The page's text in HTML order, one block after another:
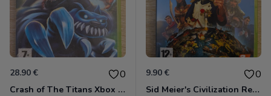
28.90 € 0
Crash of The Titans Xbox 360
9.90 € 0
Sid Meier's Civilization Revolution Xbox 360